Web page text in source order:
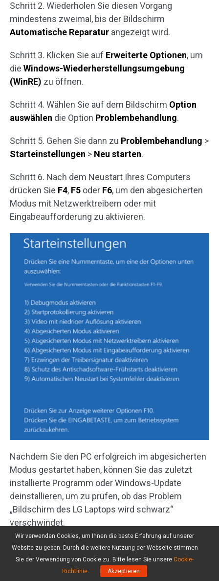
Schritt 2. Wiederholen Sie diesen Vorgang
mindestens zweimal, bis der Bildschirm
Automatische Reparatur angezeigt wird.
Schritt 3. Klicken Sie auf Erweiterte Optionen, um
die Windows-Wiederherstellungsumgebung
(WinRE) zu öffnen.
Schritt 4. Wählen Sie auf dem Bildschirm Option
auswählen die Option Problembehandlung.
Schritt 5. Gehen Sie dann zu Problembehandlung >
Starteinstellungen > Neu starten.
Schritt 6. Nach dem Neustart Ihres Computers
drücken Sie F4, F5 oder F6, um den abgesicherten
Modus mit Netzwerktreibern oder mit
Eingabeaufforderung zu aktivieren.
Nachdem Sie den PC erfolgreich im abgesicherten
Modus gestartet haben, können Sie das zuletzt
installierte Programm oder Windows-Update
deinstallieren, um zu prüfen, ob das Problem
„Bildschirm des LG Laptops wird schwarz“
verschwindet.
Wir verwenden Cookies, um Ihnen die beste Erfahrung auf unserer
Website zu geben. Durch die weitere Nutzung der Webseite stimmen
Sie der Verwendung von Cookie zu. Bitte lesen Sie unsere Cookie-
Richtlinie. Akzeptieren